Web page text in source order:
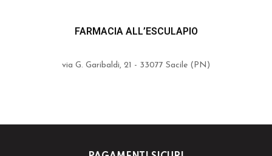
FARMACIA ALL’ESCULAPIO
via G. Garibaldi, 21 - 33077 Sacile (PN)